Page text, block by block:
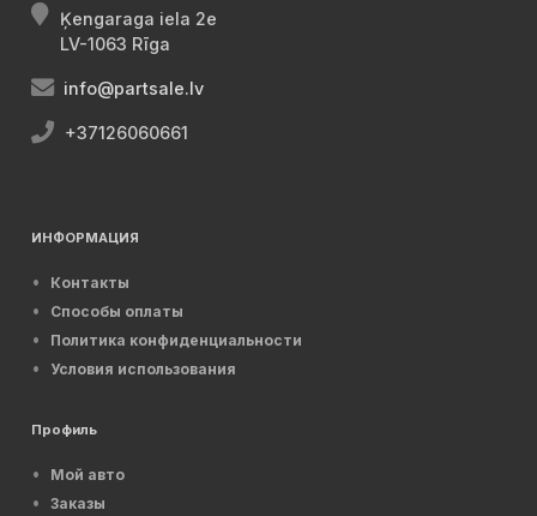
Ķengaraga iela 2e
LV-1063 Rīga
info@partsale.lv
+37126060661
ИНФОРМАЦИЯ
Контакты
Способы оплаты
Политика конфиденциальности
Условия использования
Профиль
Мой авто
Заказы